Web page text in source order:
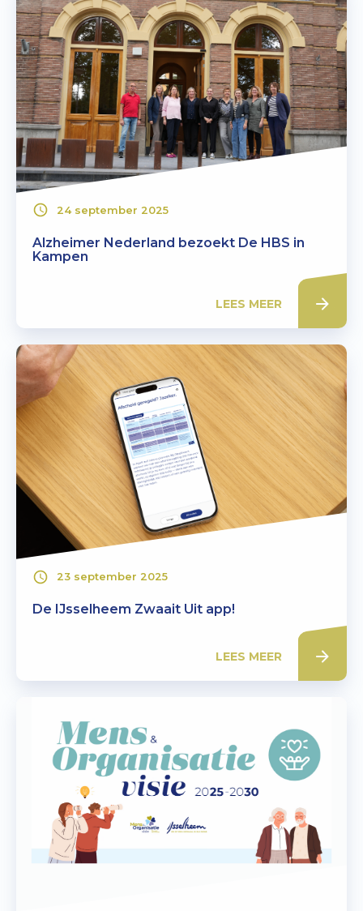
Alzheimer Nederland bezoekt De HBS in
Kampen
24 september 2025
LEES MEER
De IJsselheem Zwaait Uit app!
23 september 2025
LEES MEER